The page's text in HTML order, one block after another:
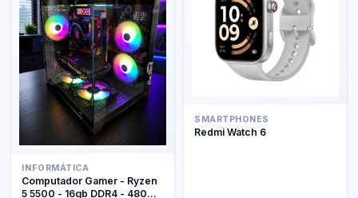
INFORMÁTICA
Computador Gamer - Ryzen
5 5500 - 16gb DDR4 - 480GB
SMARTPHONES
Redmi Watch 6